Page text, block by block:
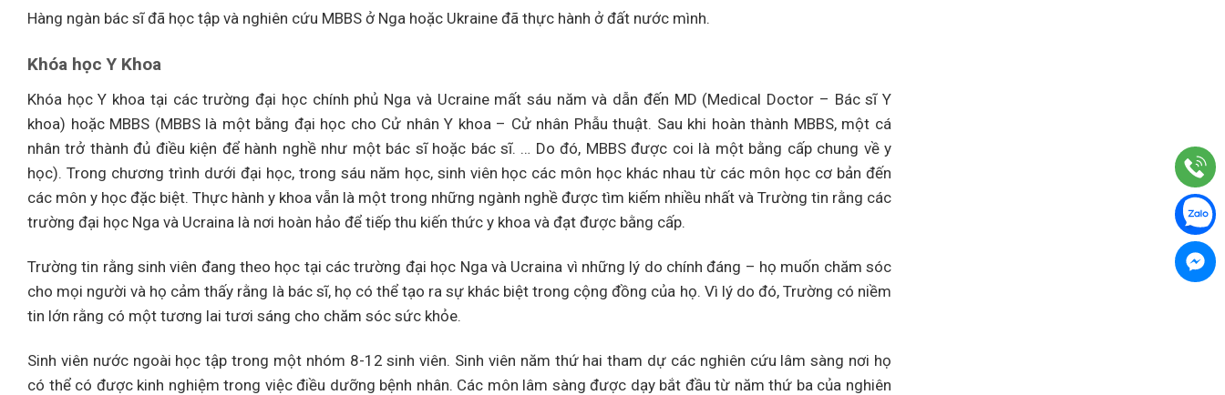
Hàng ngàn bác sĩ đã học tập và nghiên cứu MBBS ở Nga hoặc Ukraine đã thực hành ở đất nước mình.
Khóa học Y Khoa
Khóa học Y khoa tại các trường đại học chính phủ Nga và Ucraine mất sáu năm và dẫn đến MD (Medical Doctor – Bác sĩ Y
khoa) hoặc MBBS (MBBS là một bằng đại học cho Cử nhân Y khoa – Cử nhân Phẫu thuật. Sau khi hoàn thành MBBS, một cá
nhân trở thành đủ điều kiện để hành nghề như một bác sĩ hoặc bác sĩ. … Do đó, MBBS được coi là một bằng cấp chung về y
học). Trong chương trình dưới đại học, trong sáu năm học, sinh viên học các môn học khác nhau từ các môn học cơ bản đến
các môn y học đặc biệt. Thực hành y khoa vẫn là một trong những ngành nghề được tìm kiếm nhiều nhất và Trường tin rằng các
trường đại học Nga và Ucraina là nơi hoàn hảo để tiếp thu kiến ​​thức y khoa và đạt được bằng cấp.
Trường tin rằng sinh viên đang theo học tại các trường đại học Nga và Ucraina vì những lý do chính đáng – họ muốn chăm sóc
cho mọi người và họ cảm thấy rằng là bác sĩ, họ có thể tạo ra sự khác biệt trong cộng đồng của họ. Vì lý do đó, Trường có niềm
tin lớn rằng có một tương lai tươi sáng cho chăm sóc sức khỏe.
Sinh viên nước ngoài học tập trong một nhóm 8-12 sinh viên. Sinh viên năm thứ hai tham dự các nghiên cứu lâm sàng nơi họ
có thể có được kinh nghiệm trong việc điều dưỡng bệnh nhân. Các môn lâm sàng được dạy bắt đầu từ năm thứ ba của nghiên